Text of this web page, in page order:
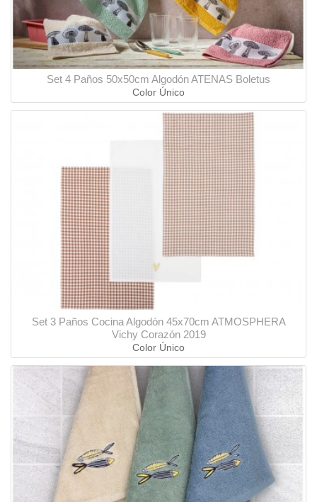
Set 4 Paños 50x50cm Algodón ATENAS Boletus
Color Único
Set 3 Paños Cocina Algodón 45x70cm ATMOSPHERA
Vichy Corazón 2019
Color Único